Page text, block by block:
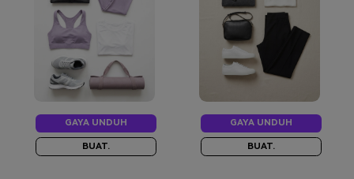
GAYA UNDUH
BUAT.
GAYA UNDUH
BUAT.